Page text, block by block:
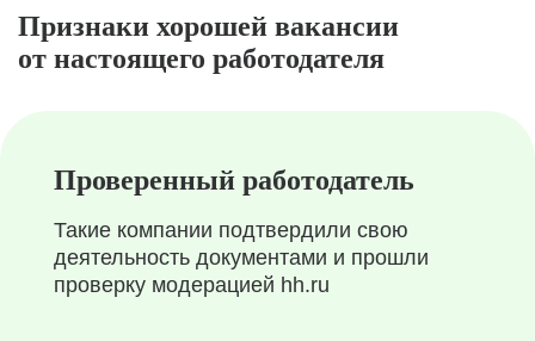
Признаки хорошей вакансии
от настоящего работодателя
Проверенный работодатель
Такие компании подтвердили свою
деятельность документами и прошли
проверку модерацией hh.ru